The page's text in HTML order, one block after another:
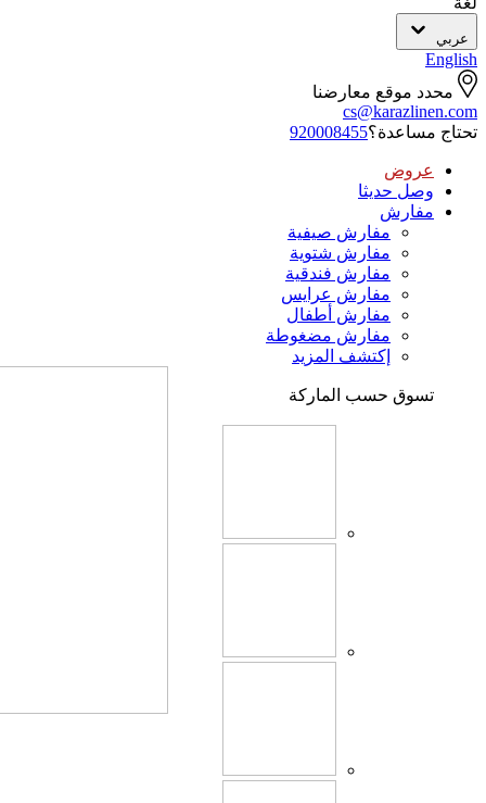
عربي
English
محدد موقع معارضنا
cs@karazlinen.com
تحتاج مساعدة؟920008455
عروض
وصل حديثا
مفارش
مفارش صيفية
مفارش شتوية
مفارش فندقية
مفارش عرايس
مفارش أطفال
مفارش مضغوطة
إكتشف المزيد
تسوق حسب الماركة